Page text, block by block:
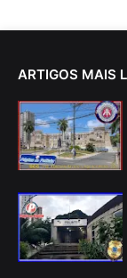
ARTIGOS MAIS